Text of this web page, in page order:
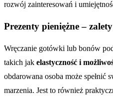
rozwój zainteresowań i
Prezenty pieniężne –
Wręczanie gotówki lub bonów
takich jak elastyczność i
obdarowana osoba może spełnić
marzenia. Jest to również